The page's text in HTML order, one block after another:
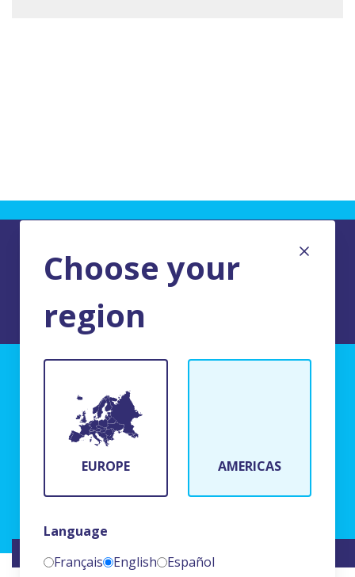
Choose your
region
EUROPE AMERICAS
Language
Français
English Español
BFR Systems
24 rue du Bois Chaland
91090 Lisses, France
WEBSITE CREATED BY